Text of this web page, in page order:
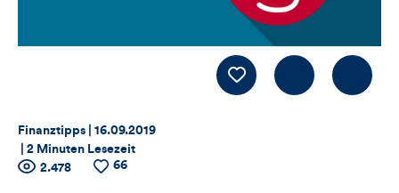
sehen
LIKE Kommentieren
Thema:
Finanztipps | Datum:
16.09.2019
2 Minuten Lesezeit
Zähler
Anzahl
2.478
Anzahl
66